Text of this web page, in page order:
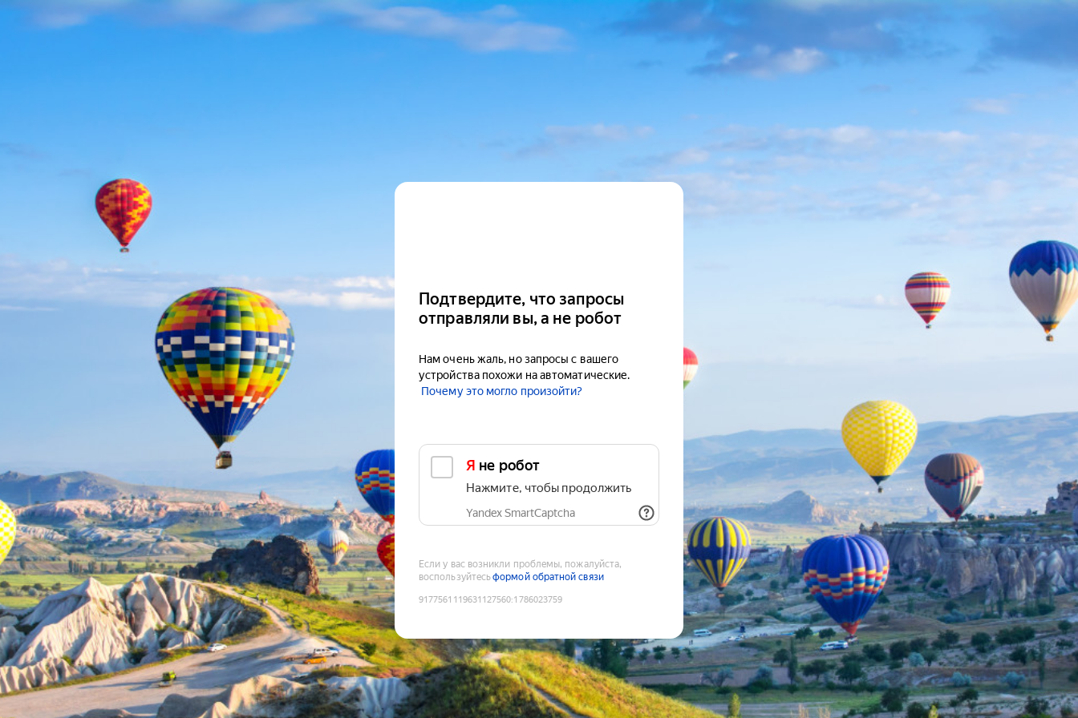
Подтвердите, что запросы
отправляли вы, а не робот
Нам очень жаль, но запросы с вашего
устройства похожи на автоматические.
Почему это могло произойти?
Я не робот
Нажмите, чтобы продолжить
Yandex SmartCaptcha
Если у вас возникли проблемы, пожалуйста,
воспользуйтесьформой обратной связи
9177561119631127560:1786023759